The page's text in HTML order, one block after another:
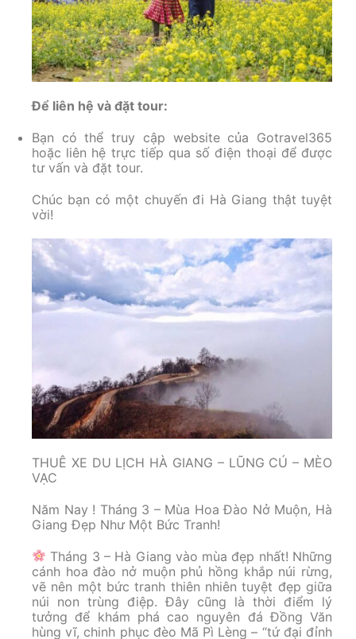
Để liên hệ và đặt tour:
Bạn có thể truy cập website của Gotravel365
hoặc liên hệ trực tiếp qua số điện thoại để được
tư vấn và đặt tour.
Chúc bạn có một chuyến đi Hà Giang thật tuyệt
vời!
THUÊ XE DU LỊCH HÀ GIANG – LŨNG CÚ – MÈO
VẠC
Năm Nay ! Tháng 3 – Mùa Hoa Đào Nở Muộn, Hà
Giang Đẹp Như Một Bức Tranh!
Tháng 3 – Hà Giang vào mùa đẹp nhất! Những
cánh hoa đào nở muộn phủ hồng khắp núi rừng,
vẽ nên một bức tranh thiên nhiên tuyệt đẹp giữa
núi non trùng điệp. Đây cũng là thời điểm lý
tưởng để khám phá cao nguyên đá Đồng Văn
hùng vĩ, chinh phục đèo Mã Pì Lèng – “tứ đại đỉnh